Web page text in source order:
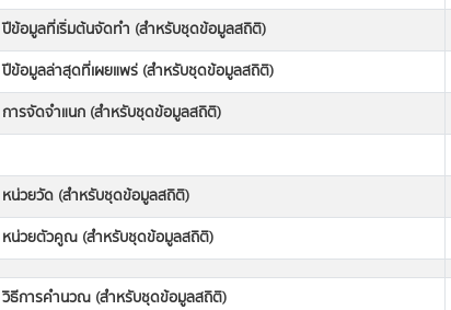
ปีข้อมูลที่เริ่มต้นจัดทำ (สำหรับชุดข้อมูลสถิติ)
ปีข้อมูลล่าสุดที่เผยแพร่ (สำหรับชุดข้อมูลสถิติ)
การจัดจำแนก (สำหรับชุดข้อมูลสถิติ)
หน่วยวัด (สำหรับชุดข้อมูลสถิติ)
หน่วยตัวคูณ (สำหรับชุดข้อมูลสถิติ)
วิธีการคำนวณ (สำหรับชุดข้อมูลสถิติ)